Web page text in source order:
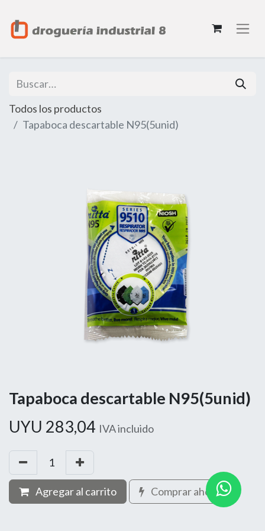
Todos los productos
Tapaboca descartable N95(5unid)
Tapaboca descartable N95(5unid)
UYU 283,04 IVA incluido
Agregar al carrito Comprar ahora